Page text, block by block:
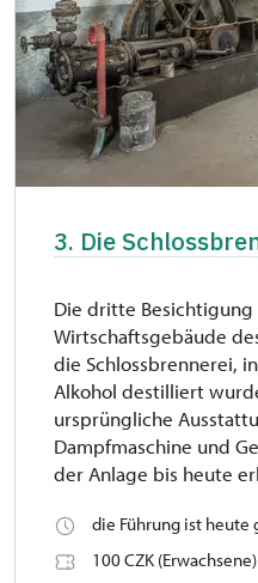
3. Die
Die dritte
Wirtschaftsgebäude
die Schlossbrennerei,
Alkohol destilliert
ursprüngliche
Dampfmaschine und
der Anlage bis heute
die Führung ist heute
100 CZK (Erwachsene)